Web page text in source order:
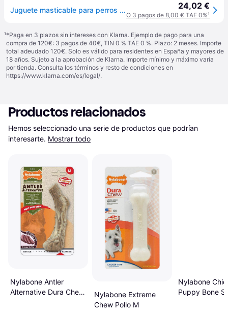
Juguete masticable para perros Benebone Fishbone - Marron 24,02 €
O 3 pagos de 8,00 € TAE 0%¹
¹*Paga en 3 plazos sin intereses con Klarna. Ejemplo de pago para una
compra de 120€: 3 pagos de 40€, TIN 0 % TAE 0 %. Plazo: 2 meses. Importe
total adeudado 120€. Solo es válido para residentes en España y mayores de
18 años. Sujeto a la aprobación de Klarna. Importe mínimo y máximo varía
por tienda. Consulta los términos y resto de condiciones en
https://www.klarna.com/es/legal/.
Productos relacionados
Hemos seleccionado una serie de productos que podrían
interesarte. Mostrar todo
Nylabone Antler
Alternative Dura Chew
Nylabone Extreme
Chew Pollo M
Nylabone
Puppy Bone